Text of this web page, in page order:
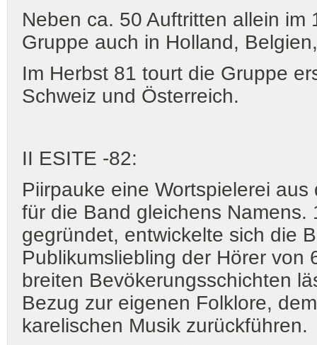
Neben ca. 50 Auftritten allein
Gruppe auch in Holland,
Im Herbst 81 tourt die Gruppe
Schweiz und Österreich.
II ESITE -82:
Piirpauke eine Wortspielerei
für die Band gleichens
gegründet, entwickelte sich die
Publikumsliebling der Hörer von
breiten Bevökerungsschichten
Bezug zur eigenen Folklore,
karelischen Musik zurückführen.